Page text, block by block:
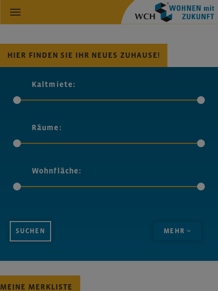
HIER FINDEN SIE IHR NEUES ZUHAUSE!
Kaltmiete:
Räume:
Wohnfläche:
MEHR
MEINE MERKLISTE